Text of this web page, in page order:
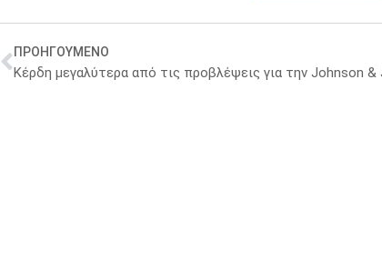
ΠΡΟΗΓΟΥΜΕΝΟ